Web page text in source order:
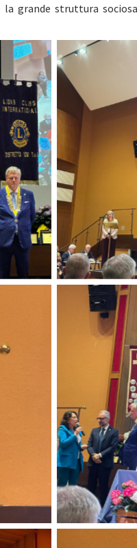
la grande struttura